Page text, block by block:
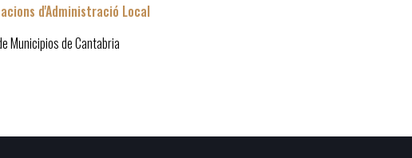
d'Administració Local
Municipios de Cantabria